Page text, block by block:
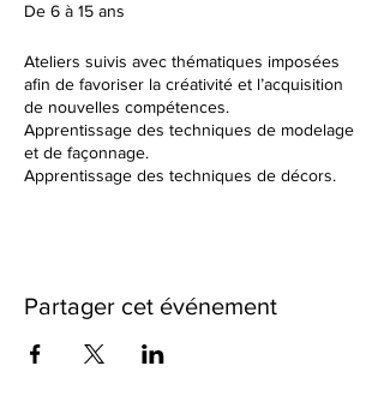
De 6 à 15 ans
Ateliers suivis avec thématiques imposées
afin de favoriser la créativité et l’acquisition
de nouvelles compétences.
Apprentissage des techniques de modelage
et de façonnage.
Apprentissage des techniques de décors.
différente à chaque fois. Nous observerons
cuissons et des différents travails de
Partager cet événement